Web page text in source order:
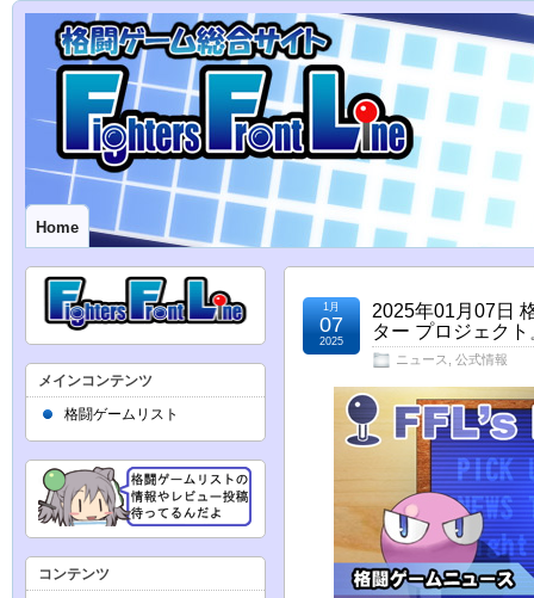
Home
2025年01月07日
ター プロジェク
ニュース 公式情報
1月
07
2025
メインコンテンツ
格闘ゲームリスト
コンテンツ